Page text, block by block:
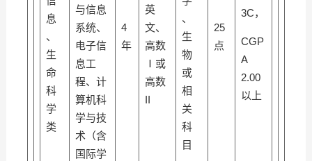
息
、
生
命
科
学
类
与信息
系统、
电子信
息工
程、计
算机科
学与技
术（含
国际学
4
年
英
文、
高数
Ⅰ或
高数
II
、
生
物
或
相
关
科
目
25
点
3C，
CGP
A
2.00
以上